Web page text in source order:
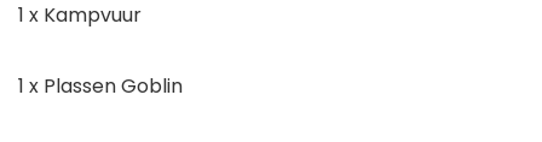
1 x Kampvuur
1 x Plassen Goblin